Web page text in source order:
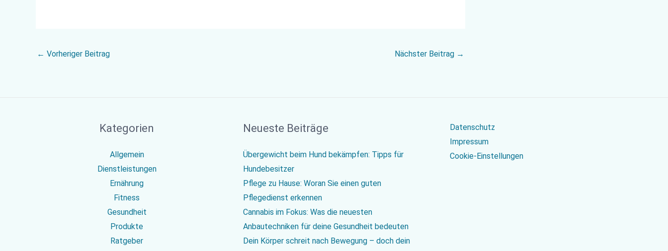
← Vorheriger Beitrag Nächster Beitrag →
Kategorien
Allgemein
Dienstleistungen
Ernährung
Fitness
Gesundheit
Produkte
Ratgeber
Neueste Beiträge
Übergewicht beim Hund bekämpfen: Tipps für
Hundebesitzer
Pflege zu Hause: Woran Sie einen guten
Pflegedienst erkennen
Cannabis im Fokus: Was die neuesten
Anbautechniken für deine Gesundheit bedeuten
Dein Körper schreit nach Bewegung – doch dein
Datenschutz
Impressum
Cookie-Einstellungen